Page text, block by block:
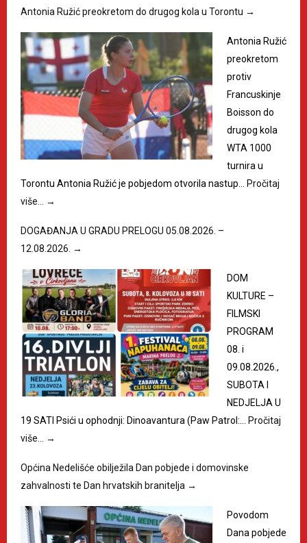
Antonia Ružić preokretom do drugog kola u Torontu →
Antonia Ružić
preokretom
protiv
Francuskinje
Boisson do
drugog kola
WTA 1000
turnira u
Torontu Antonia Ružić je pobjedom otvorila nastup… Pročitaj
više… →
DOGAĐANJA U GRADU PRELOGU 05.08.2026. –
12.08.2026. →
DOM
KULTURE –
FILMSKI
PROGRAM
08. i
09.08.2026.,
SUBOTA I
NEDJELJA U
19 SATI Psići u ophodnji: Dinoavantura (Paw Patrol:… Pročitaj
više… →
Općina Nedelišće obilježila Dan pobjede i domovinske
zahvalnosti te Dan hrvatskih branitelja →
Povodom
Dana pobjede